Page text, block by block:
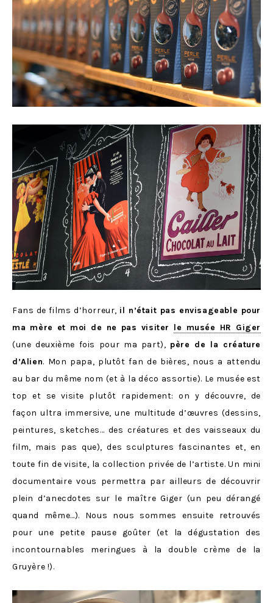
Fans de films d’horreur, il n’était pas envisageable pour
ma mère et moi de ne pas visiter le musée HR Giger
(une deuxième fois pour ma part), père de la créature
d’Alien. Mon papa, plutôt fan de bières, nous a attendu
au bar du même nom (et à la déco assortie). Le musée est
top et se visite plutôt rapidement: on y découvre, de
façon ultra immersive, une multitude d’œuvres (dessins,
peintures, sketches… des créatures et des vaisseaux du
film, mais pas que), des sculptures fascinantes et, en
toute fin de visite, la collection privée de l’artiste. Un mini
documentaire vous permettra par ailleurs de découvrir
plein d’anecdotes sur le maître Giger (un peu dérangé
quand même…). Nous nous sommes ensuite retrouvés
pour une petite pause goûter (et la dégustation des
incontournables meringues à la double crème de la
Gruyère !).